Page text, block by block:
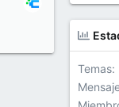
Temas